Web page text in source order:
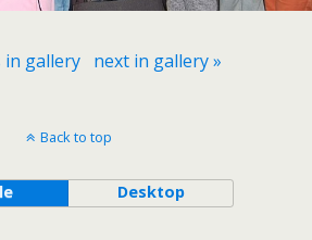
in gallery next in gallery »
Back to top
Desktop